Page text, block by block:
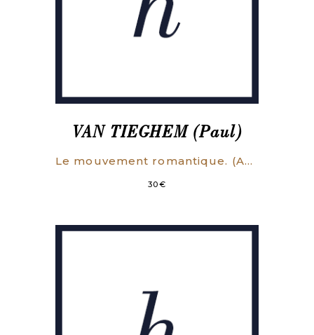
VAN TIEGHEM (Paul)
Le mouvement romantique. (Angleterre – Allemagne – Italie – France). Textes choisis, commentés et annotés. Seconde édition revue et augmentée.
30€